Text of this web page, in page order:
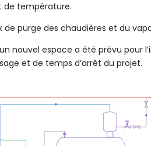
de température.
de purge des chaudières et du
nouvel espace a été prévu pour
et de temps d’arrêt du projet.